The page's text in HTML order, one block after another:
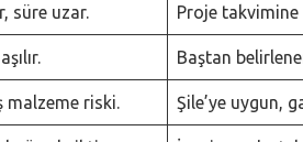
süre uzar. Proje
Baştan
malzeme riski. Şile’ye uygun,